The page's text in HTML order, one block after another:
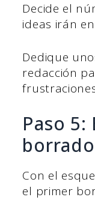
Decide el
ideas irán
Dedique
redacción
Paso
Con el
el primer